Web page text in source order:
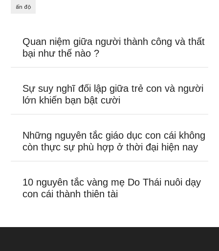
ấn độ
Quan niệm giữa người thành công và thất
bại như thế nào ?
Sự suy nghĩ đối lập giữa trẻ con và người
lớn khiến bạn bật cười
Những nguyên tắc giáo dục con cái không
còn thực sự phù hợp ở thời đại hiện nay
10 nguyên tắc vàng mẹ Do Thái nuôi dạy
con cái thành thiên tài